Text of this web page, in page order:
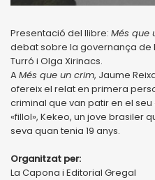
Presentació del llibre: Més que
debat sobre la governança de
Turró i Olga Xirinacs.
AMés que un crim, Jaume
ofereix el relat en primera
criminal que van patir en el
«fillol», Kekeo, un jove brasiler
seva quan tenia 19 anys.
Organitzat per:
La Capona i Editorial Gregal